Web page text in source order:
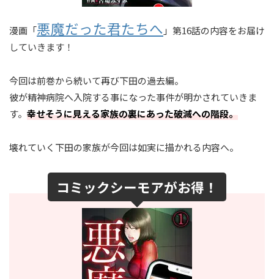
漫画「悪魔だった君たちへ 」第16話の内容をお届け
していきます！
今回は前巻から続いて再び下田の過去編。
彼が精神病院へ入院する事になった事件が明かされていきま
す。 幸せそうに見える家族の裏にあった破滅への階段。
壊れていく下田の家族が今回は如実に描かれる内容へ。
コミックシーモアがお得！